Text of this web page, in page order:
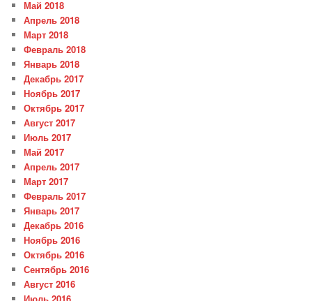
Май 2018
Апрель 2018
Март 2018
Февраль 2018
Январь 2018
Декабрь 2017
Ноябрь 2017
Октябрь 2017
Август 2017
Июль 2017
Май 2017
Апрель 2017
Март 2017
Февраль 2017
Январь 2017
Декабрь 2016
Ноябрь 2016
Октябрь 2016
Сентябрь 2016
Август 2016
Июль 2016